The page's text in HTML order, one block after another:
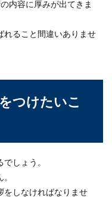
内容に厚みが出てきま
れること間違いありませ
つけたいこ
しょう。
をしなければなりませ